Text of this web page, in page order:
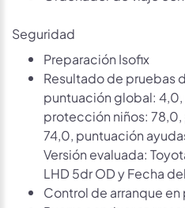
Seguridad
Preparación Isofix
Resultado de pruebas
puntuación global:
protección niños:
74,0, puntuación
Versión evaluada:
LHD 5dr OD y Fecha
Control de arranque